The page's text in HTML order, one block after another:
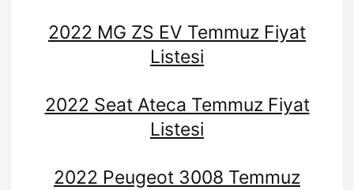
2022 MG ZS EV Temmuz Fiyat
Listesi
2022 Seat Ateca Temmuz Fiyat
Listesi
2022 Peugeot 3008 Temmuz